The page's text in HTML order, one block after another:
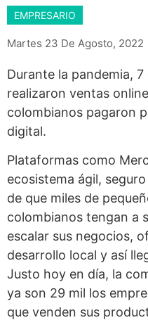
EMPRESARIO
Martes 23 De Agosto, 2022
Durante la pandemia, 7
realizaron ventas
colombianos pagaron
digital.
Plataformas como
ecosistema ágil,
de que miles de
colombianos tengan a
escalar sus negocios,
desarrollo local y así
Justo hoy en día, la
ya son 29 mil los
que venden sus